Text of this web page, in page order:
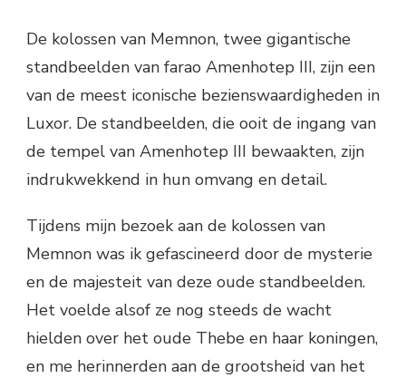
De kolossen van Memnon, twee gigantische
standbeelden van farao Amenhotep III, zijn een
van de meest iconische bezienswaardigheden in
Luxor. De standbeelden, die ooit de ingang van
de tempel van Amenhotep III bewaakten, zijn
indrukwekkend in hun omvang en detail.
Tijdens mijn bezoek aan de kolossen van
Memnon was ik gefascineerd door de mysterie
en de majesteit van deze oude standbeelden.
Het voelde alsof ze nog steeds de wacht
hielden over het oude Thebe en haar koningen,
en me herinnerden aan de grootsheid van het